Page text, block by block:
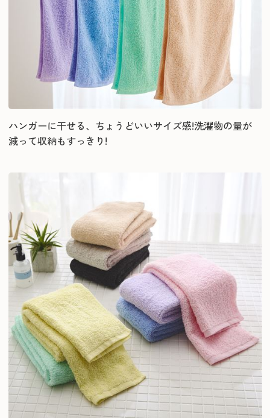
ハンガーに干せる、ちょうどいいサイズ感!洗濯物の量が
減って収納もすっきり!